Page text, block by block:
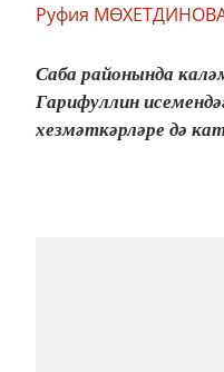
Руфия
Саба районында
Гарифуллин
хезмәткәрләре дә